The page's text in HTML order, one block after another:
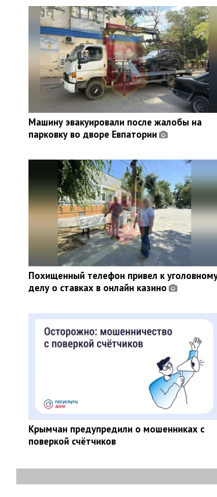
Машину эвакуировали после жалобы на
парковку во дворе Евпатории
Похищенный телефон привел к
делу о ставках в онлайн казино
Крымчан предупредили о мошенниках с
поверкой счётчиков